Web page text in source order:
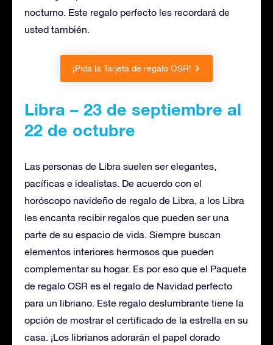
nocturno. Este regalo perfecto les recordará de
usted también.
¡Pida la Tarjeta de regalo OSR!
Libra – 23 de septiembre al
22 de octubre
Las personas de Libra suelen ser elegantes,
pacíficas e idealistas. De acuerdo con el
horóscopo navideño de regalo de Libra, a los Libra
les encanta recibir regalos que pueden ser una
parte de su espacio de vida. Siempre buscan
elementos interiores hermosos que pueden
complementar su hogar. Es por eso que el Paquete
de regalo OSR es el regalo de Navidad perfecto
para un libriano. Este regalo deslumbrante tiene la
opción de mostrar el certificado de la estrella en su
casa. ¡Los librianos adorarán el papel dorado